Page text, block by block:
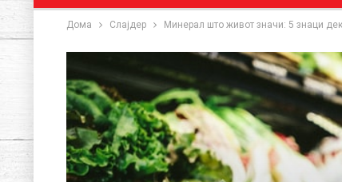
Дома Слајдер Минерал што живот значи: 5 знаци